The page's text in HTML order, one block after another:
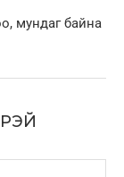
мундаг байна